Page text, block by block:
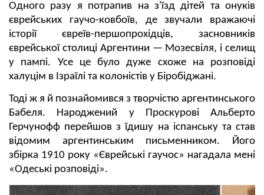
Одного разу я потрапив на з'їзд дітей та онуків
єврейських гаучо-ковбоїв, де звучали вражаючі
історії євреїв-першопрохідців, засновників
єврейської столиці Аргентини — Мозесвіля, і селищ
у пампі. Усе це було дуже схоже на розповіді
халуцім в Ізраїлі та колоністів у Біробіджані.
Тоді ж я й познайомився з творчістю аргентинського
Бабеля. Народжений у Проскурові Альберто
Герчунофф перейшов з їдишу на іспанську та став
відомим аргентинським письменником. Його
збірка 1910 року «Єврейські гаучос» нагадала мені
«Одеські розповіді».